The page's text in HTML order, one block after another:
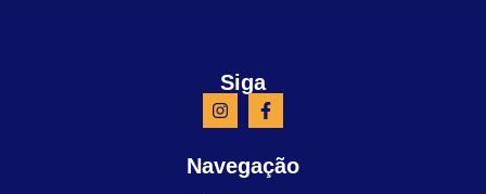
Siga
Navegação